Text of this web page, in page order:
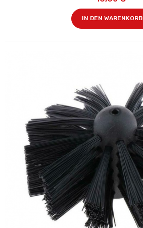
IN DEN WARENKORB